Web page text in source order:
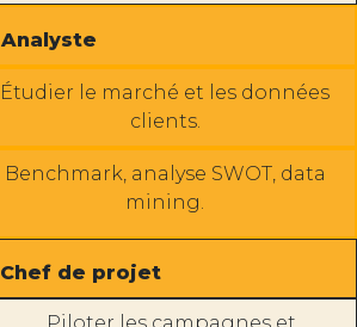
Analyste
Étudier le marché et les données
clients.
Benchmark, analyse SWOT, data
mining.
Chef de projet